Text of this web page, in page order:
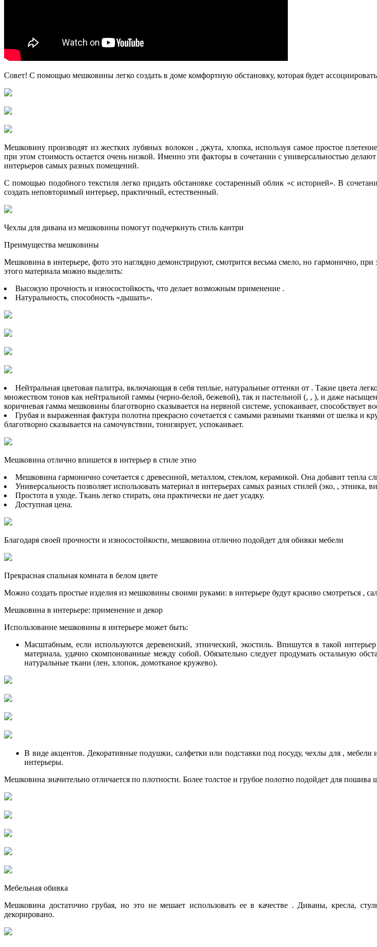
Совет! C помощью мешковины легко создать в доме комфортную обстановку, которая будет
Мешковину производят из жестких лубяных волокон , джута, хлопка, используя самое простое
при этом стоимость остается очень низкой. Именно эти факторы в сочетании с универсальностью
интерьеров самых разных помещений.
С помощью подобного текстиля легко придать обстановке состаренный облик «с историей». В
создать неповторимый интерьер, практичный, естественный.
Чехлы для дивана из мешковины помогут подчеркнуть стиль кантри
Преимущества мешковины
Мешковина в интерьере, фото это наглядно демонстрируют, смотрится весьма смело, но гармонично,
этого материала можно выделить:
Высокую прочность и износостойкость, что делает возможным применение .
Натуральность, способность «дышать».
Нейтральная цветовая палитра, включающая в себя теплые, натуральные оттенки от . Такие цвета
множеством тонов как нейтральной гаммы (черно-белой, бежевой), так и пастельной (, , ), и даже
коричневая гамма мешковины благотворно сказывается на нервной системе, успокаивает, способствует
Грубая и выраженная фактура полотна прекрасно сочетается с самыми разными тканями от шелка и
благотворно сказывается на самочувствии, тонизирует, успокаивает.
Мешковина отлично впишется в интерьер в стиле этно
Мешковина гармонично сочетается с древесиной, металлом, стеклом, керамикой. Она добавит тепла
Универсальность позволяет использовать материал в интерьерах самых разных стилей (эко, , этника,
Простота в уходе. Ткань легко стирать, она практически не дает усадку.
Доступная цена.
Благодаря своей прочности и износостойкости, мешковина отлично подойдет для обивки мебели
Прекрасная спальная комната в белом цвете
Можно создать простые изделия из мешковины своими руками: в интерьере будут красиво смотреться ,
Мешковина в интерьере: применение и декор
Использование мешковины в интерьере может быть:
Масштабным, если используются деревенский, этнический, экостиль. Впишутся в такой
материала, удачно скомпонованные между собой. Обязательно следует продумать остальную
натуральные ткани (лен, хлопок, домотканое кружево).
В виде акцентов. Декоративные подушки, салфетки или подставки под посуду, чехлы для ,
интерьеры.
Мешковина значительно отличается по плотности. Более толстое и грубое полотно подойдет для
Мебельная обивка
Мешковина достаточно грубая, но это не мешает использовать ее в качестве . Диваны, кресла,
декорировано.